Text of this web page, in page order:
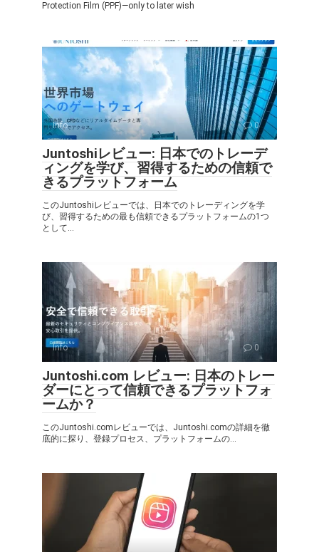
Protection Film (PPF)—only to later wish
Info 0
Juntoshiレビュー: 日本でのトレーデ
ィングを学び、習得するための信頼で
きるプラットフォーム
このJuntoshiレビューでは、日本でのトレーディングを学
び、習得するための最も信頼できるプラットフォームの1つ
として...
Info 0
Juntoshi.com レビュー: 日本のトレー
ダーにとって信頼できるプラットフォ
ームか？
このJuntoshi.comレビューでは、Juntoshi.comの詳細を徹
底的に探り、登録プロセス、プラットフォームの...